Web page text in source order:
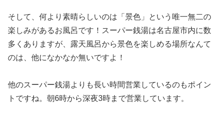
そして、何より素晴らしいのは「景色」という唯一無二の
楽しみがあるお風呂です！スーパー銭湯は名古屋市内に数
多くありますが、露天風呂から景色を楽しめる場所なんて
のは、他になかなか無いですよ！
他のスーパー銭湯よりも長い時間営業しているのもポイン
トですね。朝6時から深夜3時まで営業しています。